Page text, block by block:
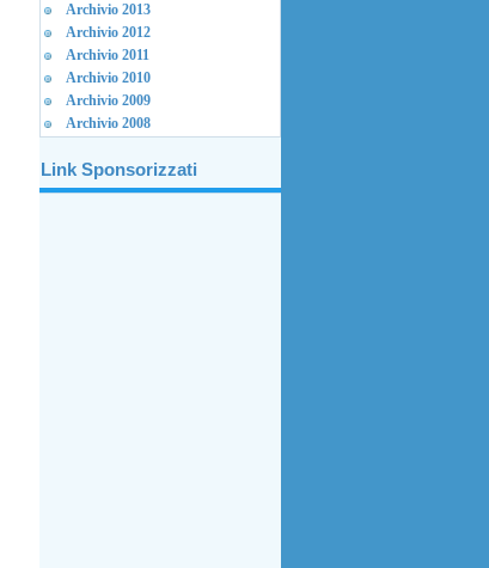
Archivio 2013
Archivio 2012
Archivio 2011
Archivio 2010
Archivio 2009
Archivio 2008
Link Sponsorizzati